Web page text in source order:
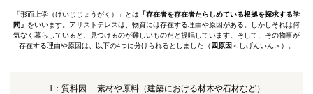
「形而上学（けいじじょうがく）」とは 「存在者を存在者たらしめている根拠を探求する学
問」 をいいます。アリストテレスは、物質には存在する理由や原因がある。しかしそれは何
気なく暮らしていると、見つけるのが難しいものだと提唱しています。そして、その物事が
存在する理由や原因は、以下の4つに分けられるとしました（四原因 ＜しげんいん＞）。
1：質料因… 素材や原料（建築における材木や石材など）